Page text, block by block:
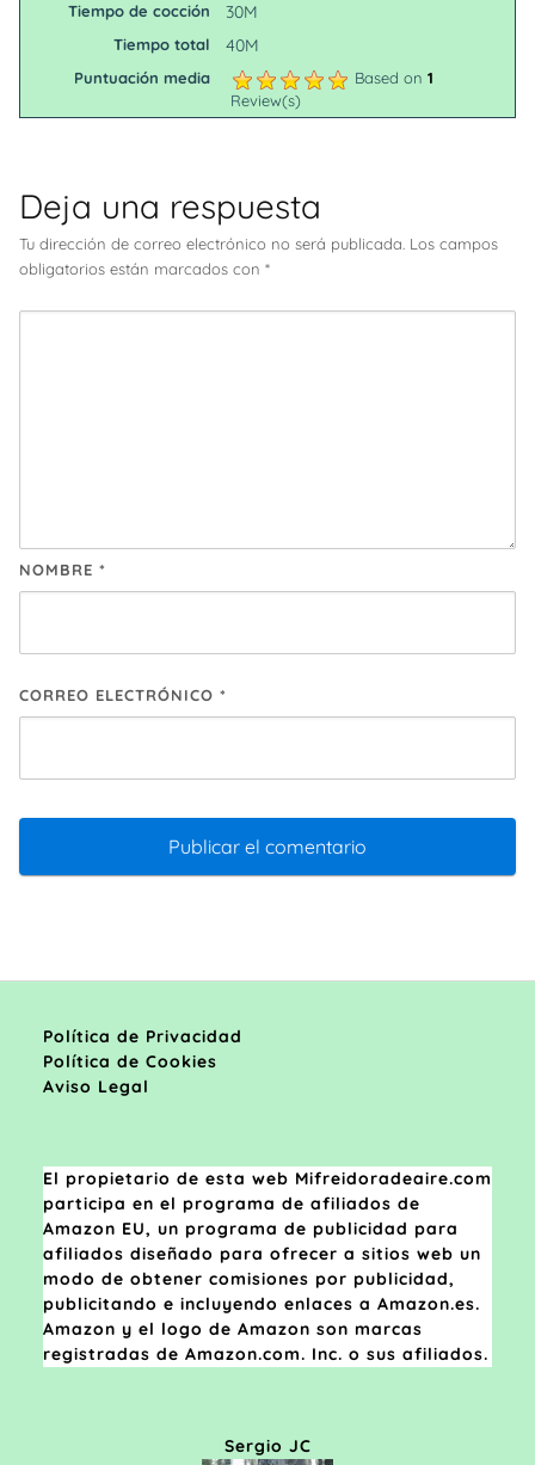
Tiempo de cocción 30M
Tiempo total 40M
Puntuación media Based on1
Review(s)
Deja una respuesta
Tu dirección de correo electrónico no será publicada. Los campos
obligatorios están marcados con *
NOMBRE *
CORREO ELECTRÓNICO *
Política de Privacidad
Política de Cookies
Aviso Legal
El propietario de esta web Mifreidoradeaire.com
participa en el programa de afiliados de
Amazon EU, un programa de publicidad para
afiliados diseñado para ofrecer a sitios web un
modo de obtener comisiones por publicidad,
publicitando e incluyendo enlaces a Amazon.es.
Amazon y el logo de Amazon son marcas
registradas de Amazon.com. Inc. o sus afiliados.
Sergio JC